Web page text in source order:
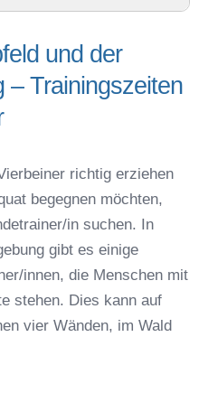
und der näheren
und
Hundetrainer aus
in Wipfeld oder online
und
in Wipfeld
in Wipfeld
Hundetrainer in
einer
und der
– Trainingszeiten
richtig erziehen
begegnen möchten,
in suchen. In
gibt es einige
innen, die Menschen mit
stehen. Dies kann auf
vier Wänden, im Wald